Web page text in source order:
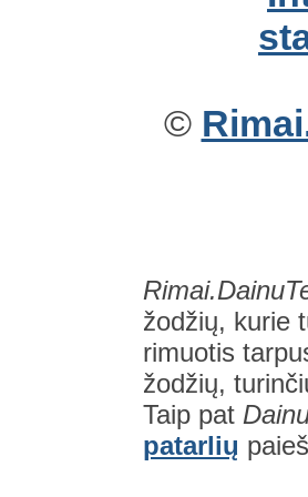
©
žodžių, kurie
rimuotis
žodžių,
Taip pat
patarlių